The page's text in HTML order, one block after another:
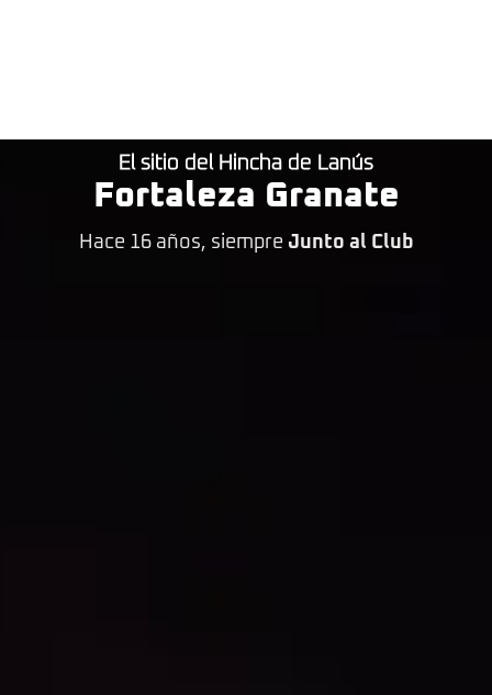
El sitio del Hincha de Lanús
Fortaleza Granate
Hace 16 años, siempre Junto al Club